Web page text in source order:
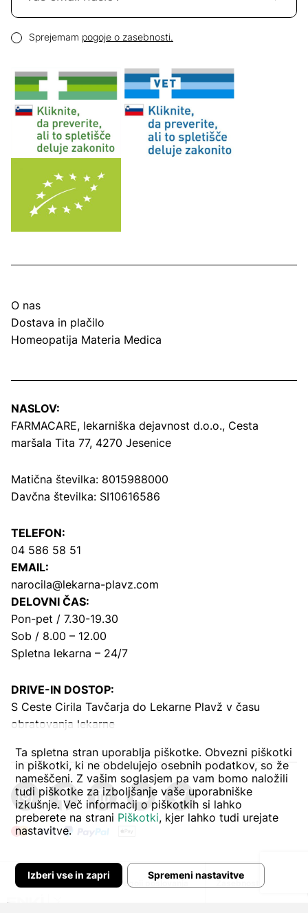
Pogoji zasebnosti
Sprejemam pogoje o zasebnosti.
O nas
Dostava in plačilo
Homeopatija Materia Medica
NASLOV:
FARMACARE, lekarniška dejavnost d.o.o., Cesta
maršala Tita 77, 4270 Jesenice
Matična številka: 8015988000
Davčna številka: SI10616586
TELEFON:
04 586 58 51
EMAIL:
narocila@lekarna-plavz.com
DELOVNI ČAS:
Pon-pet / 7.30-19.30
Sob / 8.00 – 12.00
Spletna lekarna – 24/7
DRIVE-IN DOSTOP:
S Ceste Cirila Tavčarja do Lekarne Plavž v času
obratovanja lekarne
Avtor: Pogoji poslovanja Zasebnost in piškoti
Ta spletna stran uporablja piškotke. Obvezni piškotki
in piškotki, ki ne obdelujejo osebnih podatkov, so že
nameščeni. Z vašim soglasjem pa vam bomo naložili
tudi piškotke za izboljšanje vaše uporabniške
izkušnje. Več informacij o piškotkih si lahko
preberete na strani Piškotki, kjer lahko tudi urejate
nastavitve.
Spremeni nastavitve
Izberi vse in zapri